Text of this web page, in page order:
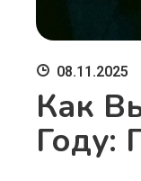
08.11.2025
Как
Году: